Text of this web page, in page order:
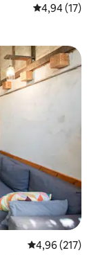
4,94 (17)
4,96 (217)